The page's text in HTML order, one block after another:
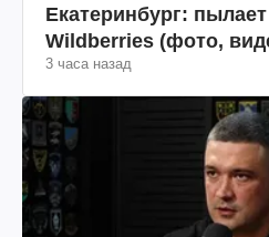
Екатеринбург:
Wildberries (фото,
3 часа назад